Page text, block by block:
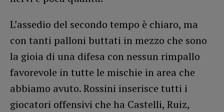
L’assedio del secondo tempo è chiaro, ma
con tanti palloni buttati in mezzo che sono
la gioia di una difesa con nessun rimpallo
favorevole in tutte le mischie in area che
abbiamo avuto. Rossini inserisce tutti i
giocatori offensivi che ha Castelli, Ruiz,